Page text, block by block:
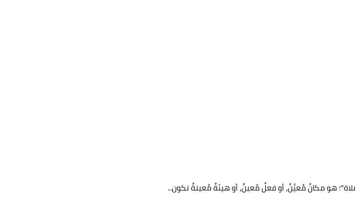
هو مكانٌ مُعيَّنٌ، أو فعلٌ مُعينٌ، أو هيئةٌ مُعينةٌ نكون...